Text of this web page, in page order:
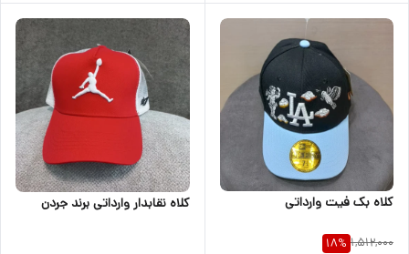
کلاه بک فیت وارداتی
1,512,000
18%
کلاه نقابدار وارداتی برند جردن